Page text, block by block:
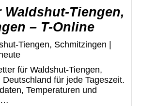
Waldshut-Tiengen,
– T-Online
Tiengen, Schmitzingen |
für Waldshut-Tiengen,
für jede Tageszeit.
Temperaturen und
…